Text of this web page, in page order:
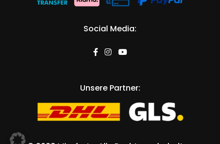
Social Media:
Unsere Partner: